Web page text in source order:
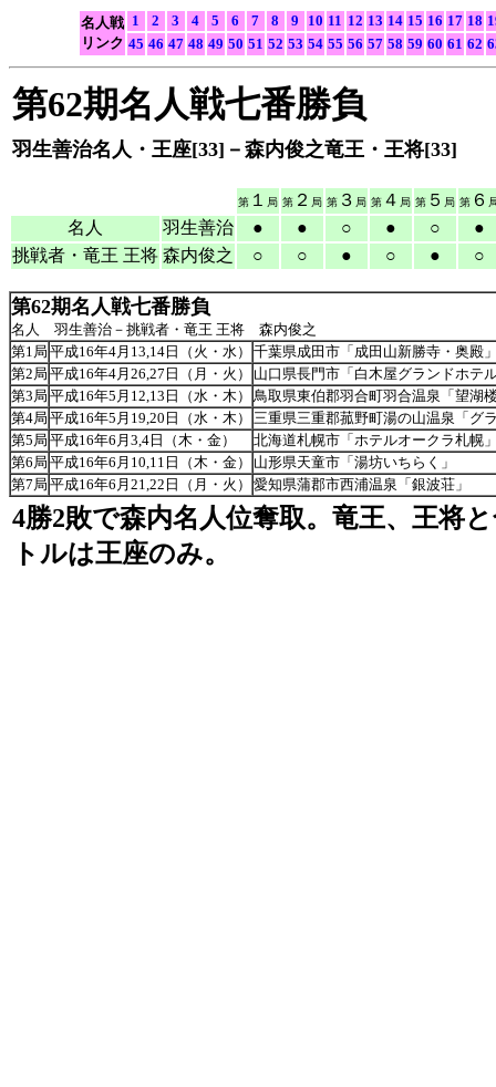
名人戦
リンク
1 2 3 4 5 6 7 8 9 10 11 12 13 14 15 16 17 18
45 46 47 48 49 50 51 52 53 54 55 56 57 58 59 60 61 62
第62期名人戦七番勝負
羽生善治名人・王座[33]－森内俊之竜王・王将[33]
第 １ 局 第 ２ 局 第 ３ 局 第 ４ 局 第 ５ 局 第 ６
名人 羽生善治 ● ● ○ ● ○
●
挑戦者・竜王 王将 森内俊之 ○ ○ ● ○ ● ○
第62期名人戦七番勝負
名人 羽生善治－挑戦者・竜王 王将 森内俊之
第1局 平成16年4月13,14日（火・水）
千葉県成田市「成田山新勝寺・奥殿
第2局 平成16年4月26,27日（月・火）
山口県長門市「白木屋グランドホテ
第3局 平成16年5月12,13日（水・木）
鳥取県東伯郡羽合町羽合温泉「望湖
第4局 平成16年5月19,20日（水・木）
三重県三重郡菰野町湯の山温泉「グ
第5局 平成16年6月3,4日（木・金）
北海道札幌市「ホテルオークラ札幌
第6局 平成16年6月10,11日（木・金）
山形県天童市「湯坊いちらく」
第7局 平成16年6月21,22日（月・火） 愛知県蒲郡市西浦温泉「銀波荘」
4勝2敗で森内名人位奪取。竜王、王将
トルは王座のみ。